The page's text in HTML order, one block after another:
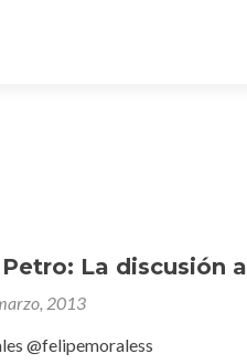
Petro: La discusión
2013
@felipemoraless